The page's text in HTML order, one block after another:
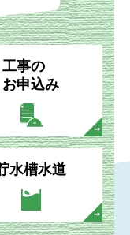
工事の
お申込み
水槽水道